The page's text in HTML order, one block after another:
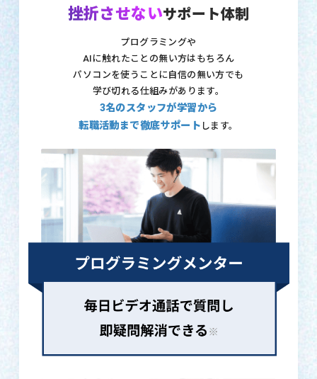
挫折させないサポート体制
プログラミングや
AIに触れたことの無い方はもちろん
パソコンを使うことに自信の無い方でも
学び切れる仕組みがあります。
3名のスタッフが学習から
転職活動まで徹底サポート します。